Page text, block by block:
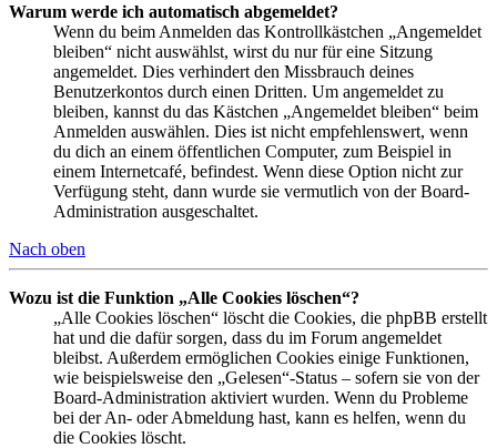
Warum werde ich automatisch abgemeldet?
Wenn du beim Anmelden das Kontrollkästchen „Angemeldet
bleiben“ nicht auswählst, wirst du nur für eine Sitzung
angemeldet. Dies verhindert den Missbrauch deines
Benutzerkontos durch einen Dritten. Um angemeldet zu
bleiben, kannst du das Kästchen „Angemeldet bleiben“ beim
Anmelden auswählen. Dies ist nicht empfehlenswert, wenn
du dich an einem öffentlichen Computer, zum Beispiel in
einem Internetcafé, befindest. Wenn diese Option nicht zur
Verfügung steht, dann wurde sie vermutlich von der Board-
Administration ausgeschaltet.
Nach oben
Wozu ist die Funktion „Alle Cookies löschen“?
„Alle Cookies löschen“ löscht die Cookies, die phpBB erstellt
hat und die dafür sorgen, dass du im Forum angemeldet
bleibst. Außerdem ermöglichen Cookies einige Funktionen,
wie beispielsweise den „Gelesen“-Status – sofern sie von der
Board-Administration aktiviert wurden. Wenn du Probleme
bei der An- oder Abmeldung hast, kann es helfen, wenn du
die Cookies löscht.